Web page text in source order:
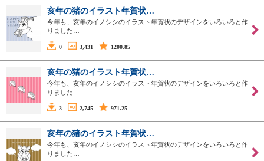
亥年の猪のイラスト年賀状…
今年も、亥年のイノシシのイラスト年賀状のデザインをいろいろと作
りました…
0 3,431 1200.85
亥年の猪のイラスト年賀状…
今年も、亥年のイノシシのイラスト年賀状のデザインをいろいろと作
りました…
3 2,745 971.25
亥年の猪のイラスト年賀状…
今年も、亥年のイノシシのイラスト年賀状のデザインをいろいろと作
りました…